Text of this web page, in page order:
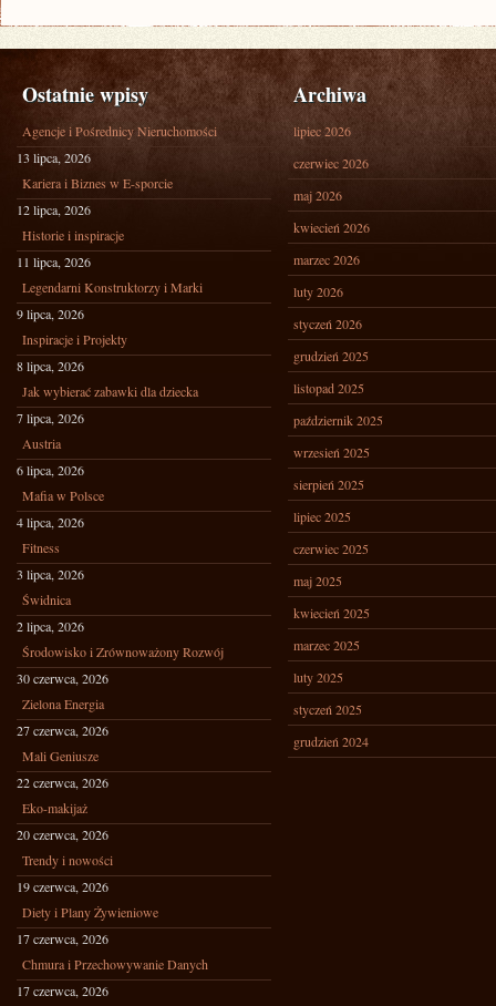
Ostatnie wpisy
Agencje i Pośrednicy Nieruchomości
13 lipca, 2026
Kariera i Biznes w E-sporcie
12 lipca, 2026
Historie i inspiracje
11 lipca, 2026
Legendarni Konstruktorzy i Marki
9 lipca, 2026
Inspiracje i Projekty
8 lipca, 2026
Jak wybierać zabawki dla dziecka
7 lipca, 2026
Austria
6 lipca, 2026
Mafia w Polsce
4 lipca, 2026
Fitness
3 lipca, 2026
Świdnica
2 lipca, 2026
Środowisko i Zrównoważony Rozwój
30 czerwca, 2026
Zielona Energia
27 czerwca, 2026
Mali Geniusze
22 czerwca, 2026
Eko-makijaż
20 czerwca, 2026
Trendy i nowości
19 czerwca, 2026
Diety i Plany Żywieniowe
17 czerwca, 2026
Chmura i Przechowywanie Danych
17 czerwca, 2026
Archiwa
lipiec 2026
czerwiec 2026
maj 2026
kwiecień 2026
marzec 2026
luty 2026
styczeń 2026
grudzień 2025
listopad 2025
październik 2025
wrzesień 2025
sierpień 2025
lipiec 2025
czerwiec 2025
maj 2025
kwiecień 2025
marzec 2025
luty 2025
styczeń 2025
grudzień 2024